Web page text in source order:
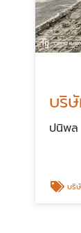
ปนิพล
บริษั